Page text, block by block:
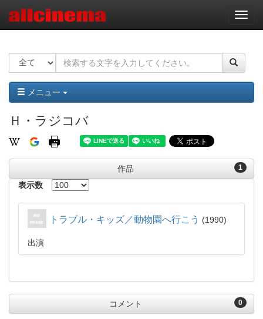
ナ
ビ
ー
ョ
ン
メニュー
Ｈ・ラジコバ
1
作品
表示数
トラブル・キッズ／動物園へ行こう 1990
出演
0
コメント